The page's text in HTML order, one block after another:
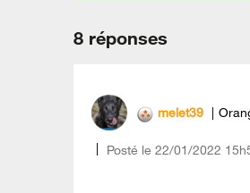
8 réponses
melet39
Posté le ‎22/01/2022